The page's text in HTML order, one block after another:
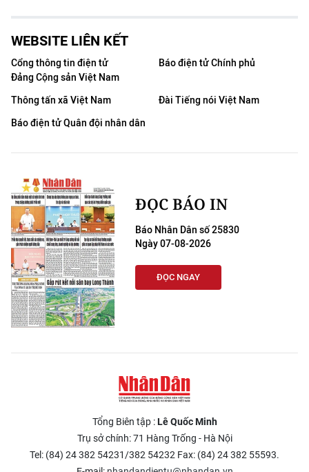
WEBSITE LIÊN KẾT
Cổng thông tin điện tử
Đảng Cộng sản Việt Nam
Báo điện tử Chính phủ
Thông tấn xã Việt Nam
Đài Tiếng nói Việt Nam
Báo điện tử Quân đội nhân dân
ĐỌC BÁO IN
Báo Nhân Dân số 25830
Ngày 07-08-2026
ĐỌC NGAY
Tổng Biên tập :Lê Quốc Minh
Trụ sở chính: 71 Hàng Trống - Hà Nội
Tel: (84) 24 382 54231/382 54232 Fax: (84) 24 382 55593.